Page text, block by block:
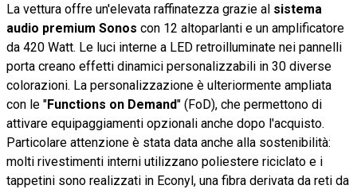
La vettura offre un'elevata raffinatezza grazie al sistema
audio premium Sonos con 12 altoparlanti e un amplificatore
da 420 Watt. Le luci interne a LED retroilluminate nei pannelli
porta creano effetti dinamici personalizzabili in 30 diverse
colorazioni. La personalizzazione è ulteriormente ampliata
con le "Functions on Demand" (FoD), che permettono di
attivare equipaggiamenti opzionali anche dopo l'acquisto.
Particolare attenzione è stata data anche alla sostenibilità:
molti rivestimenti interni utilizzano poliestere riciclato e i
tappetini sono realizzati in Econyl, una fibra derivata da reti da